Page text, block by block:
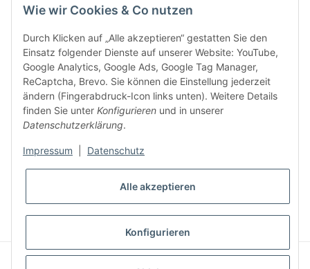
Wie wir Cookies & Co nutzen
Durch Klicken auf „Alle akzeptieren“ gestatten Sie den
Einsatz folgender Dienste auf unserer Website: YouTube,
Google Analytics, Google Ads, Google Tag Manager,
ReCaptcha, Brevo. Sie können die Einstellung jederzeit
ändern (Fingerabdruck-Icon links unten). Weitere Details
finden Sie unter Konfigurieren und in unserer
Datenschutzerklärung.
Impressum Datenschutz
Alle akzeptieren
Konfigurieren
Newsletter abonnieren und 5 €
Rabatt-Guschein erhalten.
Für Ihren nächsten Einkauf in unserem WOODResin-Shop.
Den Gutschein erhalten Sie per Email nach der erfolgreichen
Bestätigung Ihrer Email-Adresse.
* Alle Preise inkl. gesetzlicher USt., zzgl.
VERTRAG WIDERRUFEN
© S u. K Hock GmbH